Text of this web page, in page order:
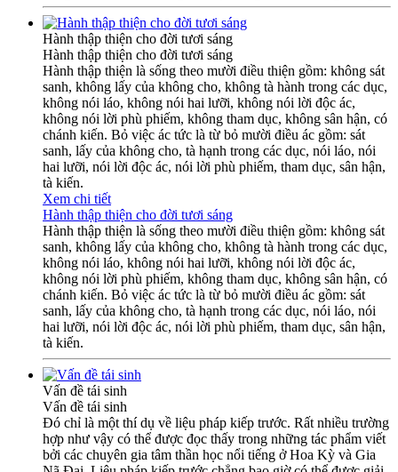
Hành thập thiện cho đời tươi sáng
Hành thập thiện cho đời tươi sáng
Hành thập thiện là sống theo mười điều thiện gồm: không sát
sanh, không lấy của không cho, không tà hành trong các dục,
không nói láo, không nói hai lưỡi, không nói lời độc ác,
không nói lời phù phiếm, không tham dục, không sân hận, có
chánh kiến. Bỏ việc ác tức là từ bỏ mười điều ác gồm: sát
sanh, lấy của không cho, tà hạnh trong các dục, nói láo, nói
hai lưỡi, nói lời độc ác, nói lời phù phiếm, tham dục, sân hận,
tà kiến.
Xem chi tiết
Hành thập thiện cho đời tươi sáng
Hành thập thiện là sống theo mười điều thiện gồm: không sát
sanh, không lấy của không cho, không tà hành trong các dục,
không nói láo, không nói hai lưỡi, không nói lời độc ác,
không nói lời phù phiếm, không tham dục, không sân hận, có
chánh kiến. Bỏ việc ác tức là từ bỏ mười điều ác gồm: sát
sanh, lấy của không cho, tà hạnh trong các dục, nói láo, nói
hai lưỡi, nói lời độc ác, nói lời phù phiếm, tham dục, sân hận,
tà kiến.
Vấn đề tái sinh
Vấn đề tái sinh
Đó chỉ là một thí dụ về liệu pháp kiếp trước. Rất nhiều trường
hợp như vậy có thể được đọc thấy trong những tác phẩm viết
bởi các chuyên gia tâm thần học nổi tiếng ở Hoa Kỳ và Gia